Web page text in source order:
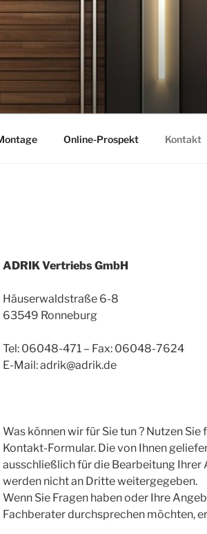
Online-Prospekt Kontakt
ADRIK Vertriebs GmbH
Häuserwaldstraße 6-8
63549 Ronneburg
Tel: 06048-471 – Fax: 06048-7624
E-Mail: adrik@adrik.de
Was können wir für Sie tun ? Nutzen Sie
Kontakt-Formular. Die von Ihnen
ausschließlich für die Bearbeitung Ihrer
werden nicht an Dritte weitergegeben.
Wenn Sie Fragen haben oder Ihre
Fachberater durchsprechen möchten,